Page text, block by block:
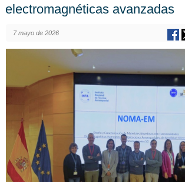
electromagnéticas avanzadas
7 mayo de 2026